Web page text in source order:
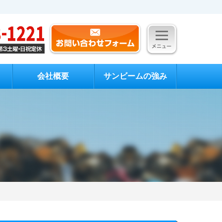
会社概要 サンビームの強み